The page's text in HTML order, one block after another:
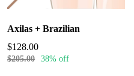
Axilas + Brazilian
$128.00
$205.00 38% off